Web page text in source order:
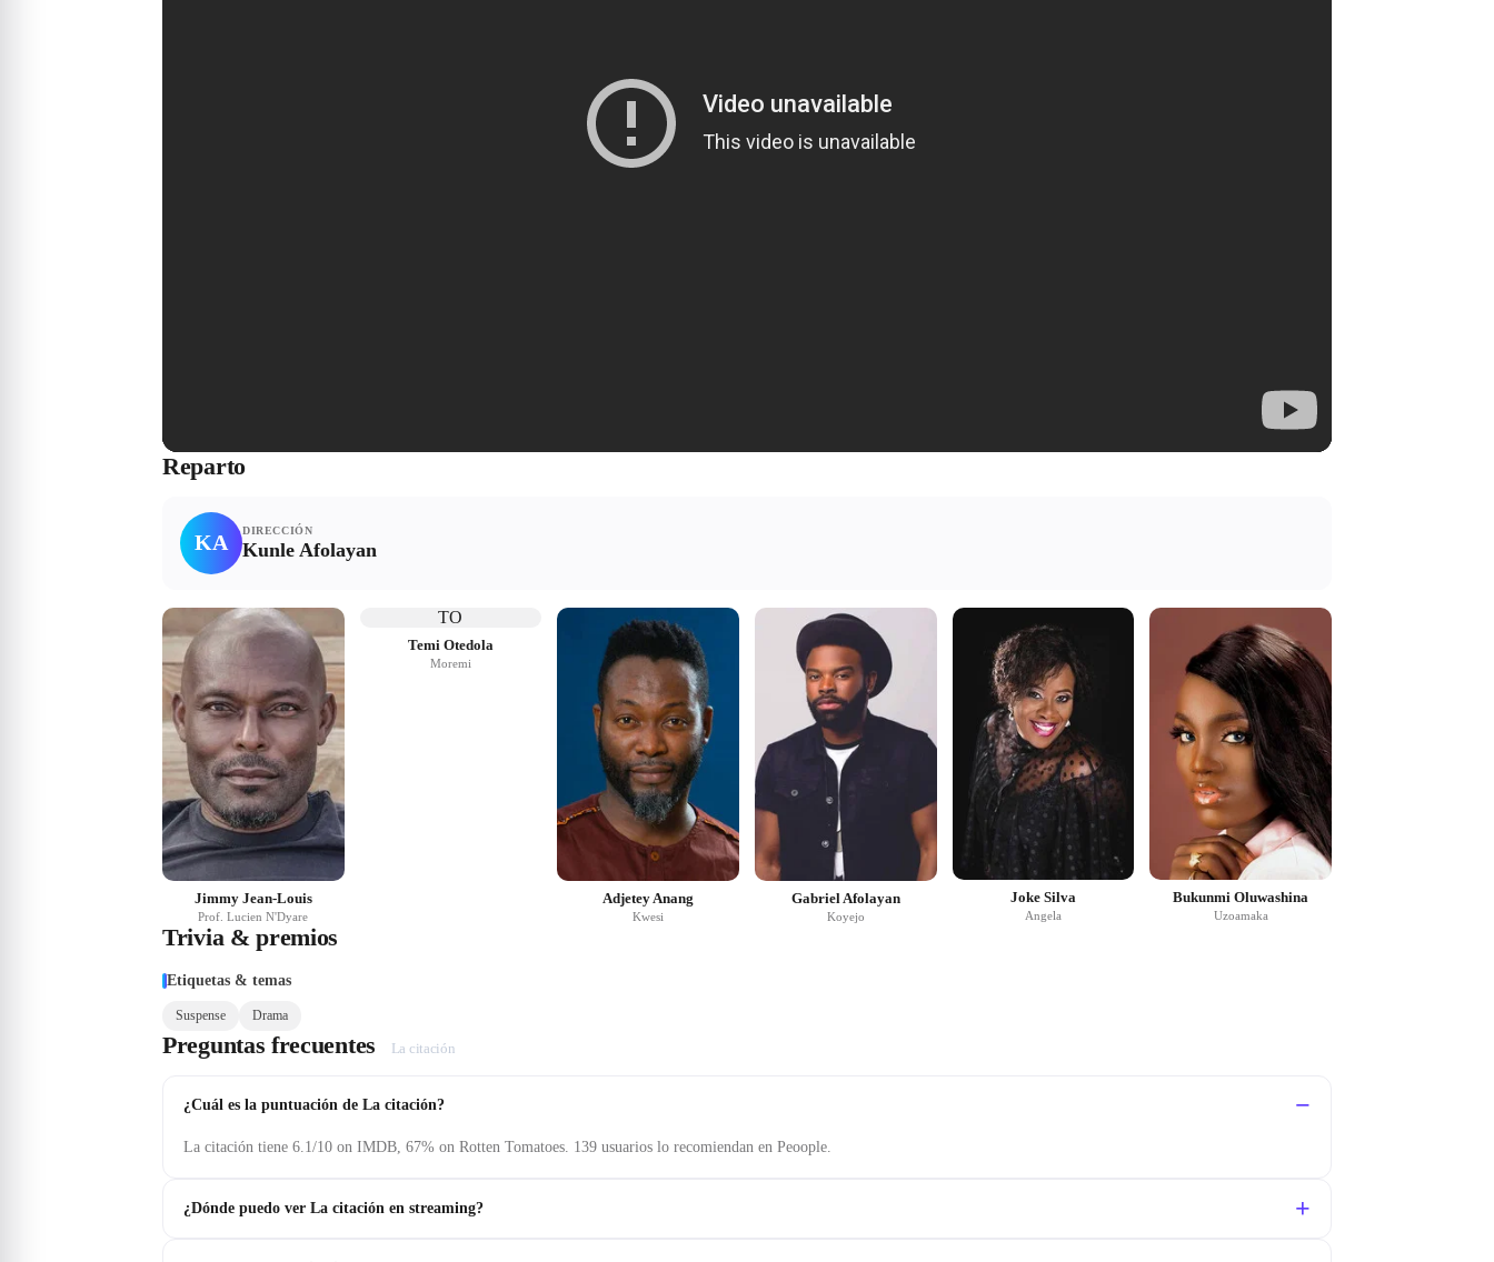
Reparto
KA DIRECCIÓN
Kunle Afolayan
Jimmy Jean-Louis
Prof. Lucien N'Dyare
TO
Temi Otedola
Moremi
Adjetey Anang
Kwesi
Gabriel Afolayan
Koyejo
Joke Silva
Angela
Bukunmi Oluwashina
Uzoamaka
Trivia & premios
Etiquetas & temas
Suspense Drama
Preguntas frecuentes La citación
¿Cuál es la puntuación de La citación?
La citación tiene 6.1/10 on IMDB, 67% on Rotten Tomatoes. 139 usuarios lo recomiendan en Peoople.
¿Dónde puedo ver La citación en streaming?